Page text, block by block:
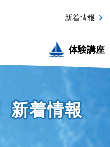
新着情報
体験講座
新着情報